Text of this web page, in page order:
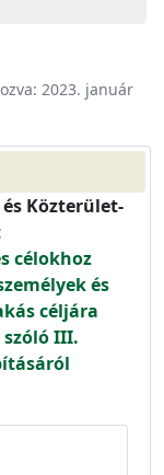
2023. január
Közterület-
célokhoz
és
céljára
III.